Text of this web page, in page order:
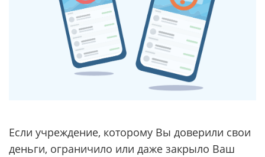
Если учреждение, которому Вы доверили свои
деньги, ограничило или даже закрыло Ваш